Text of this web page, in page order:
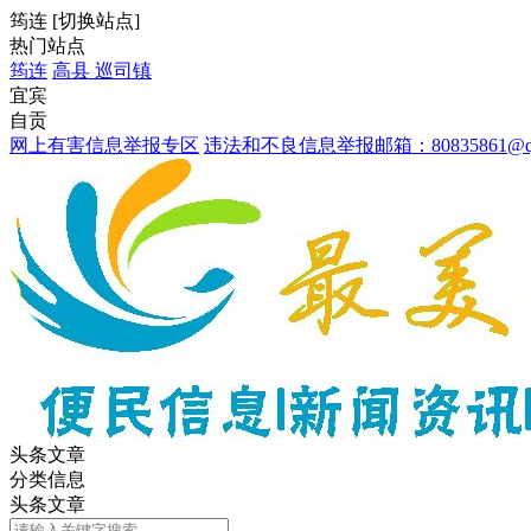
筠连 [切换站点]
热门站点
筠连 高县 巡司镇
宜宾
自贡
网上有害信息举报专区 违法和不良信息举报邮箱：
头条文章
分类信息
头条文章